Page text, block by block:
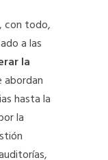
con todo,
a las
la
abordan
hasta la
la